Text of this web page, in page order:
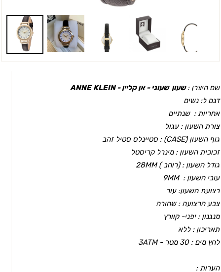
שם היצרן :שעון שעוני - אן קליין - ANNEKLEIN
דגם ל: נשים
אחריות : שנתיים
צורת השעון : עגול
גוף השעון (CASEׂ) : סטיינלס סטיל זהב
זכוכית השעון : מינרל קריסטל
גודל השעון : (רוחב ) 28MM
עובי השעון : 9MM
רצועת השעון:עור
צבע הרצועה : שחורה
מנגנון : יפני- קוורץ
תאריכון : ללא
לחץ מים : 30 מטר - 3ATM
הערות :